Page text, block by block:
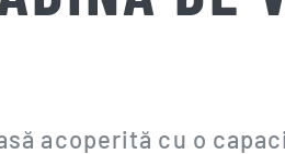
acoperită cu o